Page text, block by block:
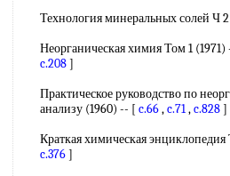
Технология минеральных солей Ч
Неорганическая химия Том 1 (1971)
c.208]
Практическое руководство по
анализу (1960) -- [ c.66,c.71,c.828]
Краткая химическая
c.376]